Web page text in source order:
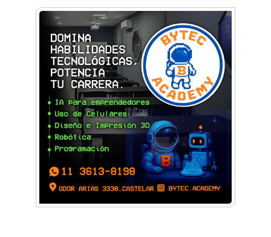
El día que Castelar creyó que Los Redondos
tocaban en el Club Argentino
Feria Conurbana: Resistencia Gráfica ante las
pantallas y lo intangible